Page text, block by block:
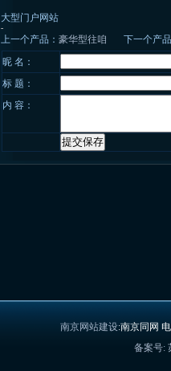
大型门户网站
上一个产品： 豪华型往咱 下一个产品
昵 名：
标 题：
内 容：
南京网站建设:南京同网
备案号: